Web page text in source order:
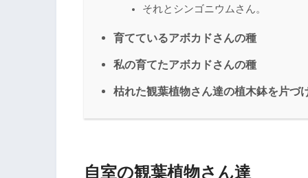
それとシンゴニウムさん。
育てているアボカドさんの種
私の育てたアボカドさんの種
枯れた観葉植物さん達の植木鉢を片づ
自室の観葉植物さん達